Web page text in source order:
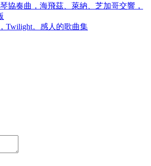
協奏曲，海飛茲、萊納、芝加哥交響，
Twilight。感人的歌曲集